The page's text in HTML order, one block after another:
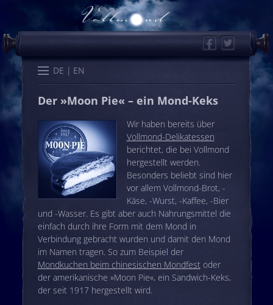
FacebookTwitter
DE EN
Start Kalender Karten
Der »Moon Pie« – ein Mond-Keks
Wir haben bereits über
Vollmond-Delikatessen
berichtet, die bei Vollmond
hergestellt werden.
Besonders beliebt sind hier
vor allem Vollmond-Brot, -
Käse, -Wurst, -Kaffee, -Bier
und -Wasser. Es gibt aber auch Nahrungsmittel die
einfach durch ihre Form mit dem Mond in
Verbindung gebracht wurden und damit den Mond
im Namen tragen. So zum Beispiel der
Mondkuchen beim chinesischen Mondfestoder
der amerikanische »Moon Pie«, ein Sandwich-Keks,
der seit 1917 hergestellt wird.